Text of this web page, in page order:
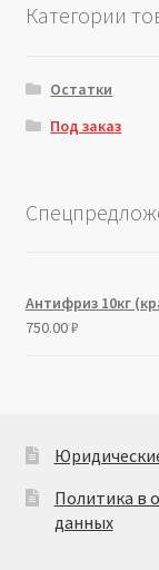
Категории
Остатки
Под заказ
Антифриз 10кг
750.00₽
Политика в
данных